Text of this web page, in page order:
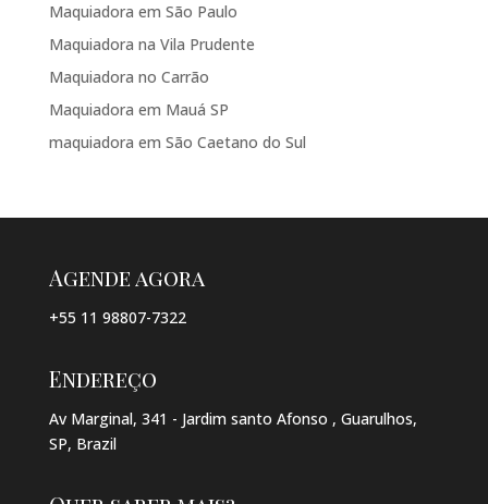
Maquiadora em São Paulo
Maquiadora na Vila Prudente
Maquiadora no Carrão
Maquiadora em Mauá SP
maquiadora em São Caetano do Sul
Agende agora
+55 11 98807-7322
Endereço
Av Marginal, 341 - Jardim santo Afonso , Guarulhos,
SP, Brazil